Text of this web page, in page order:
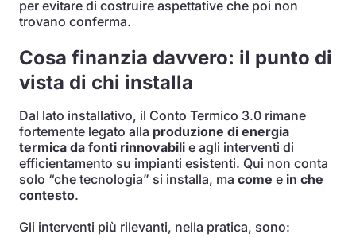
per evitare di costruire aspettative che poi non
trovano conferma.
Cosa finanzia davvero: il punto di
vista di chi installa
Dal lato installativo, il Conto Termico 3.0 rimane
fortemente legato alla produzione di energia
termica da fonti rinnovabili e agli interventi di
efficientamento su impianti esistenti. Qui non conta
solo “che tecnologia” si installa, ma come e in che
contesto.
Gli interventi più rilevanti, nella pratica, sono: